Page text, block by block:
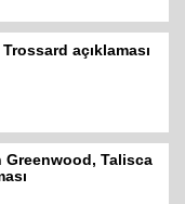
açıklaması
Greenwood, Talisca